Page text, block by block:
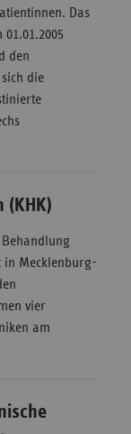
Das
den
die
(KHK)
in Mecklenburg-
vier
am